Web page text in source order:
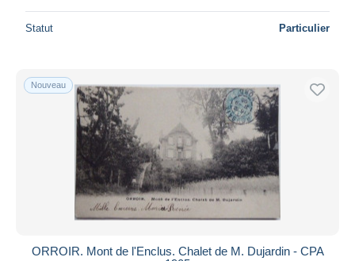
Statut Particulier
Nouveau
ORROIR. Mont de l'Enclus. Chalet de M. Dujardin - CPA